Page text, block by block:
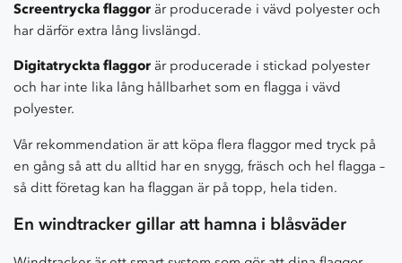
Screentrycka flaggor är producerade i vävd polyester och
har därför extra lång livslängd.
Digitatryckta flaggor är producerade i stickad polyester
och har inte lika lång hållbarhet som en flagga i vävd
polyester.
Vår rekommendation är att köpa flera flaggor med tryck på
en gång så att du alltid har en snygg, fräsch och hel flagga –
så ditt företag kan ha flaggan är på topp, hela tiden.
En windtracker gillar att hamna i blåsväder